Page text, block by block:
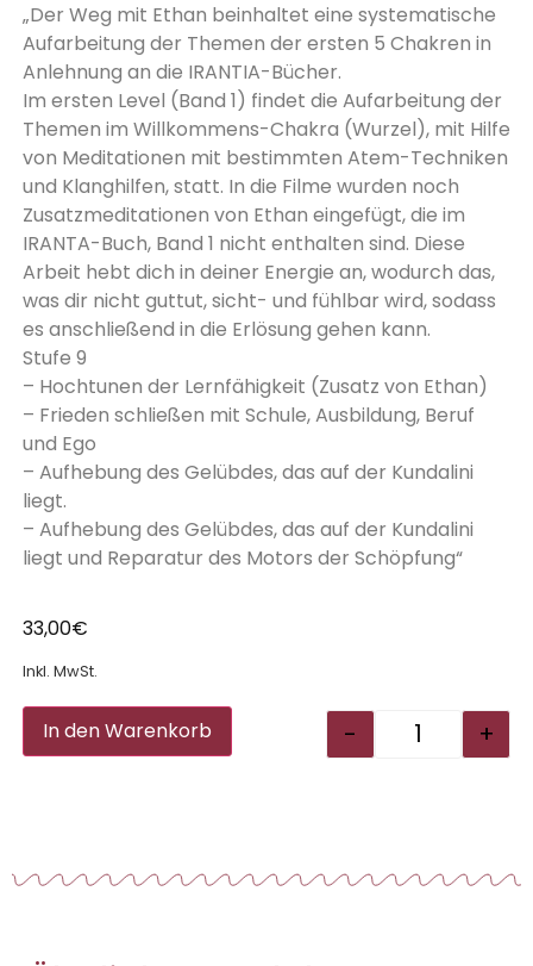
„Der Weg mit Ethan beinhaltet eine systematische
Aufarbeitung der Themen der ersten 5 Chakren in
Anlehnung an die IRANTIA-Bücher.
Im ersten Level (Band 1) findet die Aufarbeitung der
Themen im Willkommens-Chakra (Wurzel), mit Hilfe
von Meditationen mit bestimmten Atem-Techniken
und Klanghilfen, statt. In die Filme wurden noch
Zusatzmeditationen von Ethan eingefügt, die im
IRANTA-Buch, Band 1 nicht enthalten sind. Diese
Arbeit hebt dich in deiner Energie an, wodurch das,
was dir nicht guttut, sicht- und fühlbar wird, sodass
es anschließend in die Erlösung gehen kann.
Stufe 9
– Hochtunen der Lernfähigkeit (Zusatz von Ethan)
– Frieden schließen mit Schule, Ausbildung, Beruf
und Ego
– Aufhebung des Gelübdes, das auf der Kundalini
liegt.
– Aufhebung des Gelübdes, das auf der Kundalini
liegt und Reparatur des Motors der Schöpfung“
33,00€
Inkl. MwSt.
- +
In den Warenkorb Alternative: